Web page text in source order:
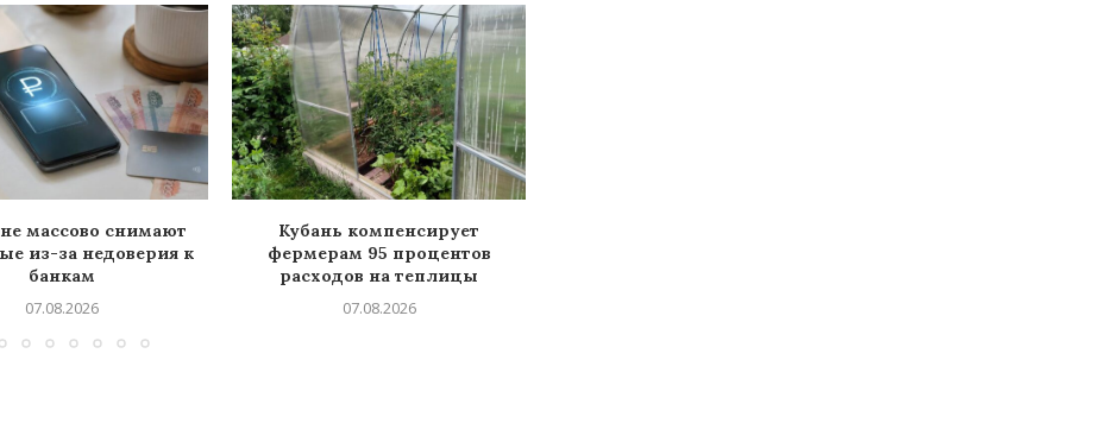
массово снимают
из-за недоверия к
банкам
07.08.2026
Кубань компенсирует
фермерам 95 процентов
расходов на теплицы
07.08.2026